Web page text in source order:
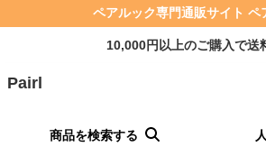
ペアルック専門通販サイト ペ
10,000円以上のご購入で送
Pairl
商品を検索する